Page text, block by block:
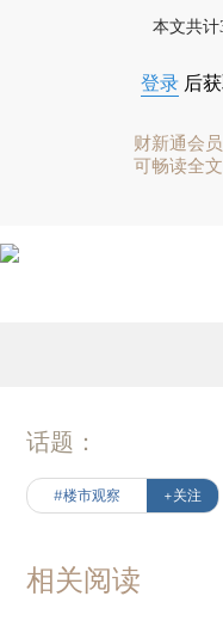
本文共计
登录 后
财新通会员
可畅读全文
话题：
#楼市观察 +关注
相关阅读